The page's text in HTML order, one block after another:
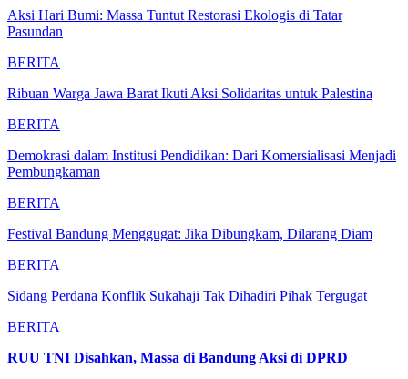
Aksi Hari Bumi: Massa Tuntut Restorasi Ekologis di Tatar
Pasundan
BERITA
Ribuan Warga Jawa Barat Ikuti Aksi Solidaritas untuk Palestina
BERITA
Demokrasi dalam Institusi Pendidikan: Dari Komersialisasi Menjadi
Pembungkaman
BERITA
Festival Bandung Menggugat: Jika Dibungkam, Dilarang Diam
BERITA
Sidang Perdana Konflik Sukahaji Tak Dihadiri Pihak Tergugat
BERITA
RUU TNI Disahkan, Massa di Bandung Aksi di DPRD